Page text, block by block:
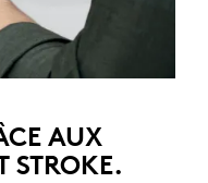
AUX
STROKE.